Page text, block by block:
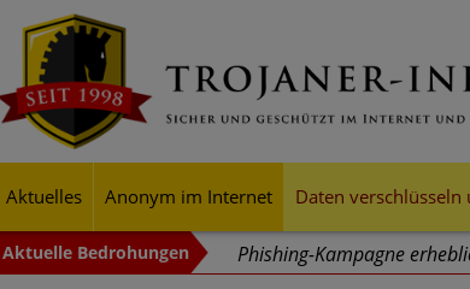
Aktuelles Anonym im Internet Daten verschlüsseln
Phishing-Kampagne